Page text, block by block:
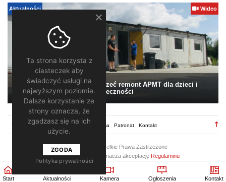
Start Aktualności Kamera Ogłoszenia Kontakt
Aktualności Wideo
Pomagamy. Warto wesprzeć remont APMT dla dzieci i
społeczności
Regulamin Redakcja Reklama Patronat Kontakt
2026 ©
/ Wszelkie Prawa Zastrzeżone
Korzystanie z portalu oznacza akceptację Regulaminu
Ta strona korzysta z
ciasteczek aby
świadczyć usługi na
najwyższym poziomie.
Dalsze korzystanie ze
strony oznacza, że
zgadzasz się na ich
użycie.
ZGODA
Polityka prywatności